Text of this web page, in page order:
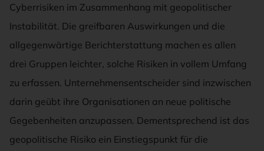
Cyberrisiken im Zusammenhang mit geopolitischer
Instabilität. Die greifbaren Auswirkungen und die
allgegenwärtige Berichterstattung machen es allen
drei Gruppen leichter, solche Risiken in vollem Umfang
zu erfassen. Unternehmensentscheider sind inzwischen
darin geübt ihre Organisationen an neue politische
Gegebenheiten anzupassen. Dementsprechend ist das
geopolitische Risiko ein Einstiegspunkt für die